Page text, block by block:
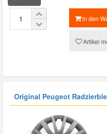
in den
Artikel
Original Peugeot